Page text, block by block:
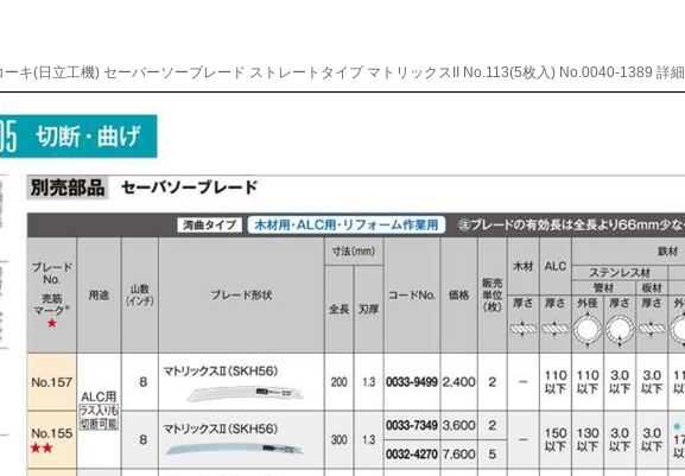
ーキ(日立工機) セーバーソーブレード ストレートタイプ マトリックスII No.113(5枚入) No.0040-1389 詳細